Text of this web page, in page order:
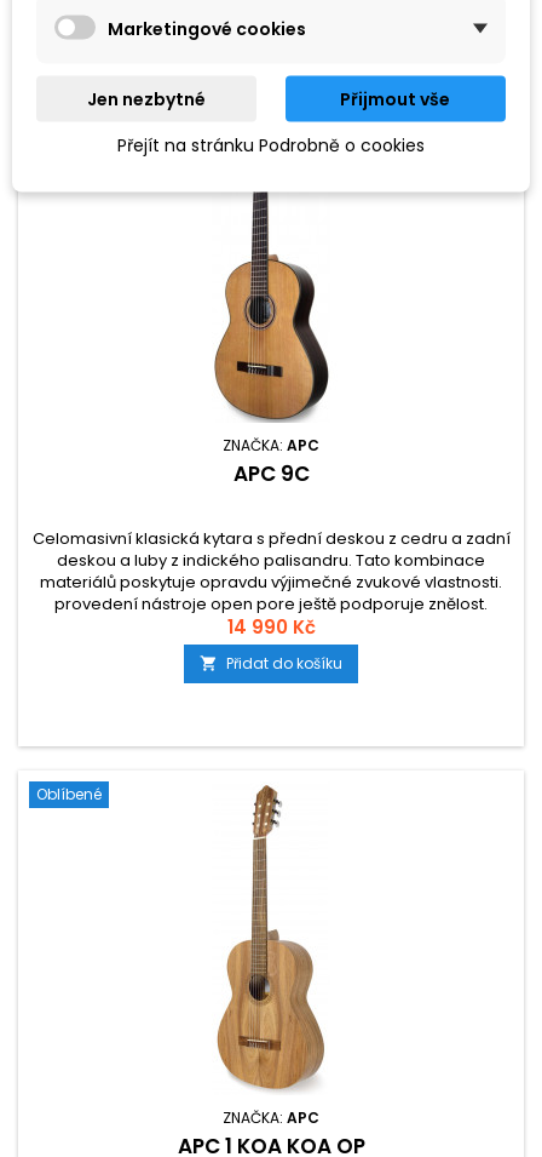
ZNAČKA: APC
APC 9C
Celomasivní klasická kytara s přední deskou z cedru a zadní
deskou a luby z indického palisandru. Tato kombinace
materiálů poskytuje opravdu výjimečné zvukové vlastnosti.
provedení nástroje open pore ještě podporuje znělost.
14 990 Kč
 Přidat do košíku
Oblíbené
ZNAČKA: APC
APC 1 KOA KOA OP
Marketingové cookies
Jen nezbytné
Přijmout vše
Přejít na stránku Podrobně o cookies